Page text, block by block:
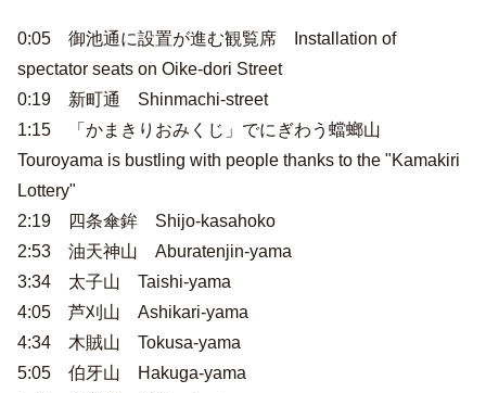
0:05 御池通に設置が進む観覧席 Installation of
spectator seats on Oike-dori Street
0:19 新町通 Shinmachi-street
1:15 「かまきりおみくじ」でにぎわう蟷螂山
Touroyama is bustling with people thanks to the "Kamakiri
Lottery"
2:19 四条傘鉾 Shijo-kasahoko
2:53 油天神山 Aburatenjin-yama
3:34 太子山 Taishi-yama
4:05 芦刈山 Ashikari-yama
4:34 木賊山 Tokusa-yama
5:05 伯牙山 Hakuga-yama